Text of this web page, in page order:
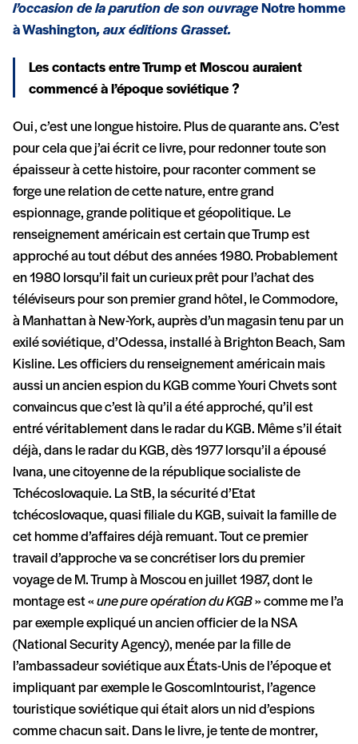
l’occasion de la parution de son ouvrage Notre homme
à Washington, aux éditions Grasset.
Les contacts entre Trump et Moscou auraient
commencé à l’époque soviétique ?
Oui, c’est une longue histoire. Plus de quarante ans. C’est
pour cela que j’ai écrit ce livre, pour redonner toute son
épaisseur à cette histoire, pour raconter comment se
forge une relation de cette nature, entre grand
espionnage, grande politique et géopolitique. Le
renseignement américain est certain que Trump est
approché au tout début des années 1980. Probablement
en 1980 lorsqu’il fait un curieux prêt pour l’achat des
téléviseurs pour son premier grand hôtel, le Commodore,
à Manhattan à New-York, auprès d’un magasin tenu par un
exilé soviétique, d’Odessa, installé à Brighton Beach, Sam
Kisline. Les officiers du renseignement américain mais
aussi un ancien espion du KGB comme Youri Chvets sont
convaincus que c’est là qu’il a été approché, qu’il est
entré véritablement dans le radar du KGB. Même s’il était
déjà, dans le radar du KGB, dès 1977 lorsqu’il a épousé
Ivana, une citoyenne de la république socialiste de
Tchécoslovaquie. La StB, la sécurité d’Etat
tchécoslovaque, quasi filiale du KGB, suivait la famille de
cet homme d’affaires déjà remuant. Tout ce premier
travail d’approche va se concrétiser lors du premier
voyage de M. Trump à Moscou en juillet 1987, dont le
montage est « une pure opération du KGB» comme me l’a
par exemple expliqué un ancien officier de la NSA
(National Security Agency), menée par la fille de
l’ambassadeur soviétique aux États-Unis de l’époque et
impliquant par exemple le GoscomIntourist, l’agence
touristique soviétique qui était alors un nid d’espions
comme chacun sait. Dans le livre, je tente de montrer,